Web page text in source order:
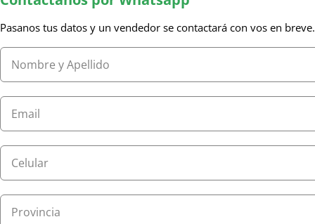
Pasanos tus datos y un vendedor se contactará con vos en breve.